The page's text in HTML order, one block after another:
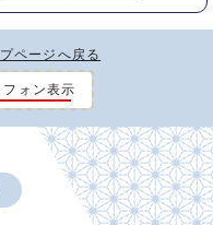
ページへ戻る
フォン表示